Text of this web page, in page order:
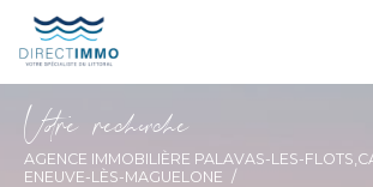
Vore recece
AGENCE IMMOBILIÈRE PALAVAS-LES-
ENEUVE-LÈS-MAGUELONE